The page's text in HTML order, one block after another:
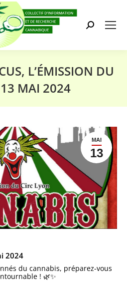
Search:
L’ÉMISSION DU
MAI 2024
MAI
13
2024
du cannabis, préparez-vous
! 🌿✨